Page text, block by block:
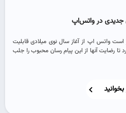
جدیدی در واتس‌اپ
واتس اپ از آغاز سال نوی میلادی قابلیت
تا رضایت آنها از این پیام رسان محبوب را جلب